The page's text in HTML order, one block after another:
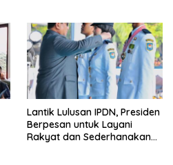
Lantik Lulusan IPDN, Presiden
Berpesan untuk Layani
Rakyat dan Sederhanakan